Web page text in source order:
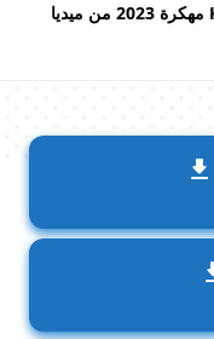
التحميل تحميل King of Thieves‏ مهكرة 2023 من ميديا